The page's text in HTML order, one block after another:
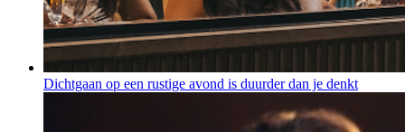
Dichtgaan op een rustige avond is duurder dan je denkt